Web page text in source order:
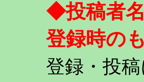
◆投稿者
登録時の
登録・投